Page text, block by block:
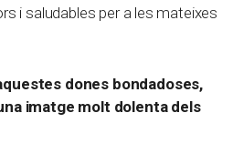
i saludables per a les mateixes
dones bondadoses,
imatge molt dolenta dels